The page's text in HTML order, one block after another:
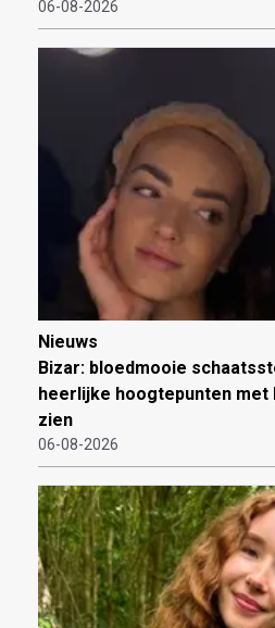
06-08-2026
Nieuws
Bizar: bloedmooie
heerlijke hoogtepunten met
zien
06-08-2026